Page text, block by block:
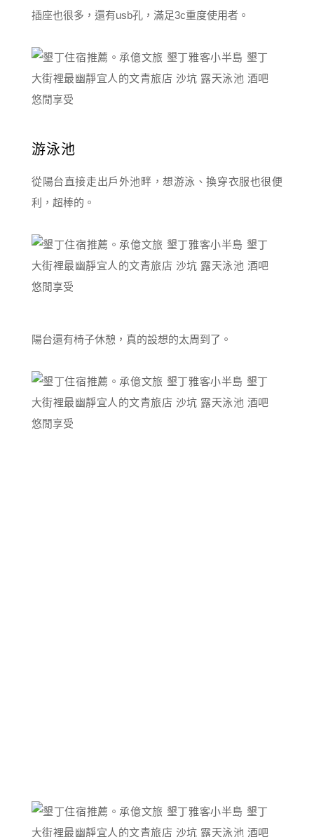
插座也很多，還有usb孔，滿足3c重度使用者。
游泳池
從陽台直接走出戶外池畔，想游泳、換穿衣服也很便
利，超棒的。
陽台還有椅子休憩，真的設想的太周到了。